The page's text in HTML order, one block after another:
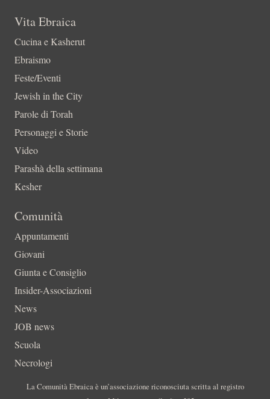
Vita Ebraica
Cucina e Kasherut
Ebraismo
Feste/Eventi
Jewish in the City
Parole di Torah
Personaggi e Storie
Video
Parashà della settimana
Kesher
Comunità
Appuntamenti
Giovani
Giunta e Consiglio
Insider-Associazioni
News
JOB news
Scuola
Necrologi
La Comunità Ebraica è un’associazione riconosciuta scritta al registro